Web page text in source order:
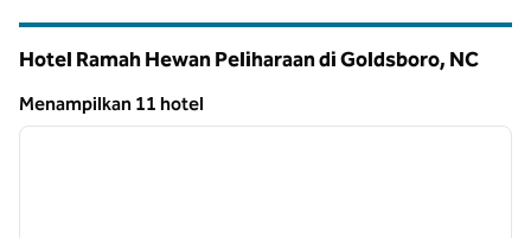
Hotel Ramah Hewan Peliharaan di Goldsboro, NC
Menampilkan 11 hotel
Menampilkan 11 hotel
1 dari 12